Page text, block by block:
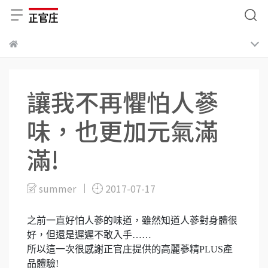
讓我不再懼怕人蔘
味，也更加元氣滿
滿!
summer 2017-07-17
之前一直好怕人蔘的味道，雖然知道人蔘對身體很
好，但還是遲遲不敢入手……
所以這一次很感謝正官庄提供的高麗蔘精PLUS產
品體驗!